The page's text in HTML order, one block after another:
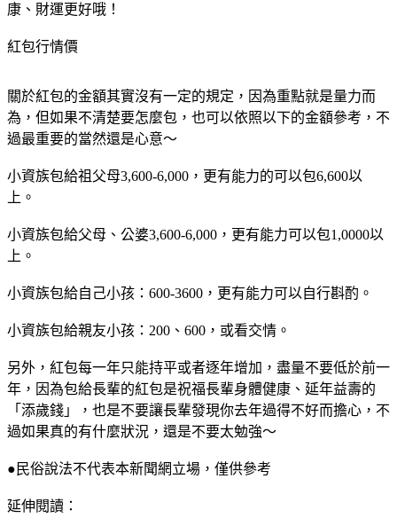
康、財運更好哦！
紅包行情價
關於紅包的金額其實沒有一定的規定，因為重點就是量力而
為，但如果不清楚要怎麼包，也可以依照以下的金額參考，不
過最重要的當然還是心意～
小資族包給祖父母3,600-6,000，更有能力的可以包6,600以
上。
小資族包給父母、公婆3,600-6,000，更有能力可以包1,0000以
上。
小資族包給自己小孩：600-3600，更有能力可以自行斟酌。
小資族包給親友小孩：200、600，或看交情。
另外，紅包每一年只能持平或者逐年增加，盡量不要低於前一
年，因為包給長輩的紅包是祝福長輩身體健康、延年益壽的
「添歲錢」，也是不要讓長輩發現你去年過得不好而擔心，不
過如果真的有什麼狀況，還是不要太勉強～
●民俗說法不代表本新聞網立場，僅供參考
延伸閱讀：